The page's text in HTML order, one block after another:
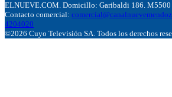
ELNUEVE.COM. Domicillo: Garibaldi 186. M5500
Contacto comercial:
4204020
©2026 Cuyo Televisión SA. Todos los derechos